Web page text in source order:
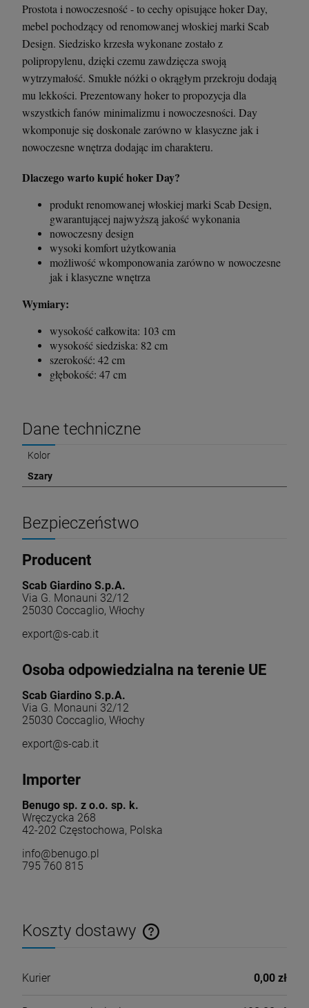
Stolik kawowy Oveo 46 cm antracytowy -
Ferne
379,00 zł
szt.
DO KOSZYKA
Krzesło Vanity Scab Design - transparentne
397,00 zł
szt.
DO KOSZYKA
Prostota i nowoczesność - to cechy opisujące hoker Day,
mebel pochodzący od renomowanej włoskiej marki Scab
Design. Siedzisko krzesła wykonane zostało z
polipropylenu, dzięki czemu zawdzięcza swoją
wytrzymałość. Smukłe nóżki o okrągłym przekroju dodają
mu lekkości. Prezentowany hoker to propozycja dla
wszystkich fanów minimalizmu i nowoczesności. Day
wkomponuje się doskonale zarówno w klasyczne jak i
nowoczesne wnętrza dodając im charakteru.
Dlaczego warto kupić hoker Day?
produkt renomowanej włoskiej marki Scab Design,
gwarantującej najwyższą jakość wykonania
nowoczesny design
wysoki komfort użytkowania
możliwość wkomponowania zarówno w nowoczesne
jak i klasyczne wnętrza
Wymiary:
wysokość całkowita: 103 cm
wysokość siedziska: 82 cm
szerokość: 42 cm
głębokość: 47 cm
Dane techniczne
Kolor
Szary
Bezpieczeństwo
Producent
Scab Giardino S.p.A.
Via G. Monauni 32/12
25030 Coccaglio, Włochy
export@s-cab.it
Osoba odpowiedzialna na terenie UE
Scab Giardino S.p.A.
Via G. Monauni 32/12
25030 Coccaglio, Włochy
export@s-cab.it
Importer
Benugo sp. z o.o. sp. k.
Wręczycka 268
42-202 Częstochowa, Polska
info@benugo.pl
795 760 815
Koszty dostawy
Cena nie zawiera ewentualnych kosztów płatności
Kurier 0,00 zł